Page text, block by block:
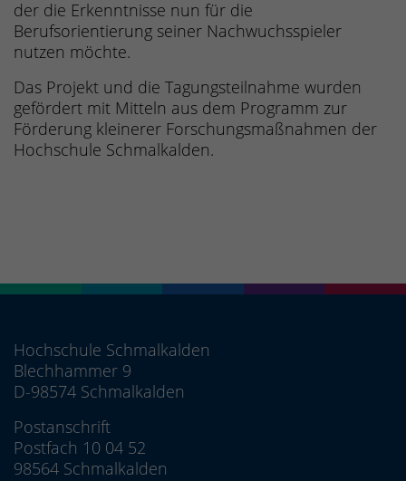
der die Erkenntnisse nun für die
Berufsorientierung seiner Nachwuchsspieler
nutzen möchte.
Das Projekt und die Tagungsteilnahme wurden
gefördert mit Mitteln aus dem Programm zur
Förderung kleinerer Forschungsmaßnahmen der
Hochschule Schmalkalden.
Hochschule Schmalkalden
Blechhammer 9
D-98574 Schmalkalden
Postanschrift
Postfach 10 04 52
98564 Schmalkalden